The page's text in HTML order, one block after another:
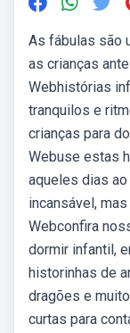
As fábulas são
as crianças
Webhistórias
tranquilos e
crianças para
Webuse estas
aqueles dias
incansável,
Webconfira
dormir infantil,
historinhas de
dragões e
curtas para